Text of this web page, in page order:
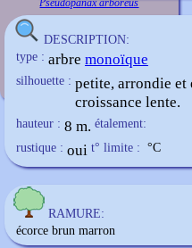
Pseudopanax arboreus
DESCRIPTION:
type : arbre monoïque
silhouette : petite, arrondie et
croissance lente.
hauteur : 8 m. étalement:
rustique : oui t° limite : °C
RAMURE:
écorce brun marron